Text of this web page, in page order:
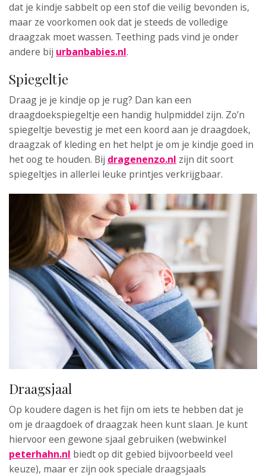
dat je kindje sabbelt op een stof die veilig bevonden is,
maar ze voorkomen ook dat je steeds de volledige
draagzak moet wassen. Teething pads vind je onder
andere bij urbanbabies.nl.
Spiegeltje
Draag je je kindje op je rug? Dan kan een
draagdoekspiegeltje een handig hulpmiddel zijn. Zo’n
spiegeltje bevestig je met een koord aan je draagdoek,
draagzak of kleding en het helpt je om je kindje goed in
het oog te houden. Bij dragenenzo.nl zijn dit soort
spiegeltjes in allerlei leuke printjes verkrijgbaar.
Draagsjaal
Op koudere dagen is het fijn om iets te hebben dat je
om je draagdoek of draagzak heen kunt slaan. Je kunt
hiervoor een gewone sjaal gebruiken (webwinkel
peterhahn.nl biedt op dit gebied bijvoorbeeld veel
keuze), maar er zijn ook speciale draagsjaals